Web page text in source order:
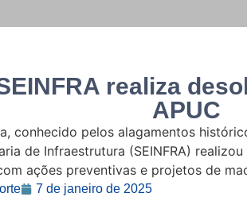
realiza
APUC
7 de janeiro de 2025